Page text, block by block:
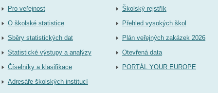
Pro veřejnost
O školské statistice
Sběry statistických dat
Statistické výstupy a analýzy
Číselníky a klasifikace
Adresáře školských institucí
Školský rejstřík
Přehled vysokých škol
Plán veřejných zakázek 2026
Otevřená data
PORTÁL YOUR EUROPE